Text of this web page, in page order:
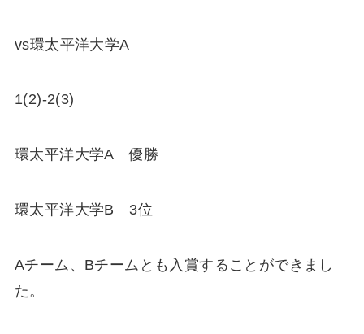
vs環太平洋大学A
1(2)-2(3)
環太平洋大学A 優勝
環太平洋大学B 3位
Aチーム、Bチームとも入賞することができまし
た。